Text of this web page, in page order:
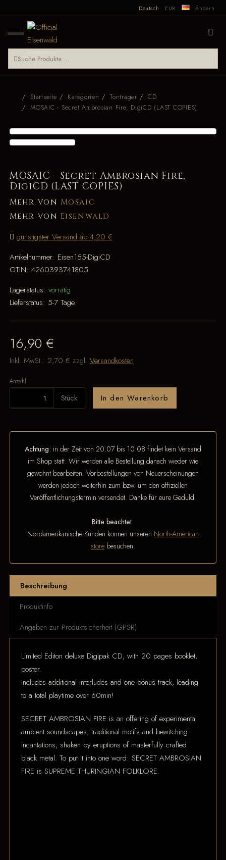
Deutsch EUR Ändern
Startseite Kategorien Tonträger
CD
MOSAIC - Secret Ambrosian Fire, DigiCD (LAST COPIES)
MOSAIC - Secret Ambrosian Fire,
DigiCD (LAST COPIES)
Mehr von Mosaic
Mehr von Eisenwald
günstigster Versand ab 4,20 €
Artikelnummer: Eisen155-DigiCD
GTIN: 4260393741805
Lagerstatus: vorrätig
Lieferstatus: 5-7 Tage
16,90 €
Inkl. MwSt.: 2,70 € zzgl. Versandkosten
Anzahl
Stück In den Warenkorb
Achtung: in der Zeit von 20.07 bis 10.08 findet kein Versand
im Shop statt. Wir werden alle Bestellung danach wieder wie
gewohnt bearbeiten. Vorbestellungen von Neuerscheinungen
werden jedoch weiterhin zum bzw. um den offiziellen
Veröffentlichungstermin versendet. Danke für eure Geduld.
Bitte beachtet:
Nordamerikanische Kunden können unseren North-American
storebesuchen.
Beschreibung
Produktinfo
Angaben zur Produktsicherheit (GPSR)
Limited Editon deluxe Digipak CD, with 20 pages booklet,
poster.
Includes additional interludes and one bonus track, leading
to a total playtime over 60min!
SECRET AMBROSIAN FIRE is an offering of experimental
ambient soundscapes, traditional motifs and bewitching
incantations, shaken by eruptions of masterfully crafted
black metal. To put it into one word: SECRET AMBROSIAN
FIRE is SUPREME THURINGIAN FOLKLORE.